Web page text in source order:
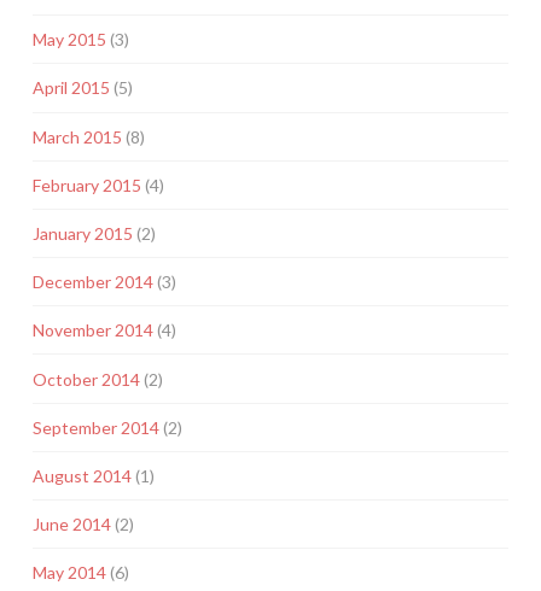
May 2015 (3)
April 2015 (5)
March 2015 (8)
February 2015 (4)
January 2015 (2)
December 2014(3)
November 2014(4)
October 2014(2)
September 2014(2)
August 2014(1)
June 2014(2)
May 2014(6)